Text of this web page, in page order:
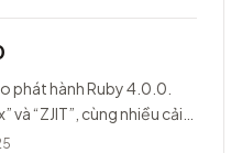
phát hành Ruby 4.0.0.
và “ZJIT”, cùng nhiều cải